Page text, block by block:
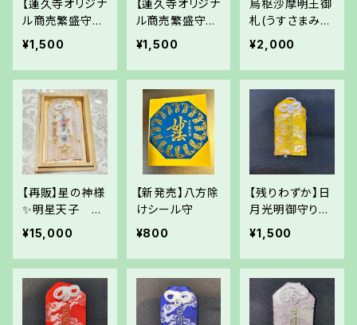
【蓮久寺オリジナ
ル商売繁盛守】
藤色
¥1,500
【蓮久寺オリジナ
ル商売繁盛守】
クリーム色
¥1,500
烏枢沙摩明王御
札(うすさまみょ
うおう)
¥2,000
【再販】星の神様
✨明星天子 隕
石お守り
¥15,000
【新発売】八方除
けシール守
¥800
【残りわずか】日
月光明御守り
(黄)
¥1,500